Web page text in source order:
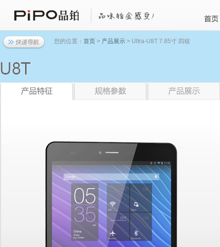
您的位置： 首页 > 产品展示 > Ultra-U8T 7.85寸 四核